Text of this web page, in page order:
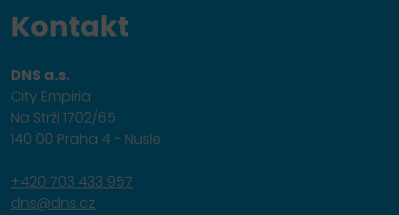
Kontakt
DNS a.s.
City Empiria
Na Strži 1702/65
140 00 Praha 4 - Nusle
+420 703 433 957
dns@dns.cz